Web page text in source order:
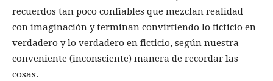
recuerdos tan poco confiables que mezclan realidad
con imaginación y terminan convirtiendo lo ficticio en
verdadero y lo verdadero en ficticio, según nuestra
conveniente (inconsciente) manera de recordar las
cosas.